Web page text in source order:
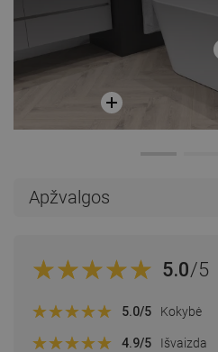
Apžvalgos
5.0/5
5.0/5 Kokybė
4.9/5 Išvaizda